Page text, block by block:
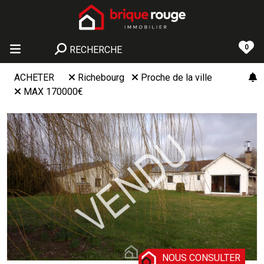
RECHERCHE 0
ACHETER Richebourg
Proche de la ville
MAX 170000€
NOUS CONSULTER